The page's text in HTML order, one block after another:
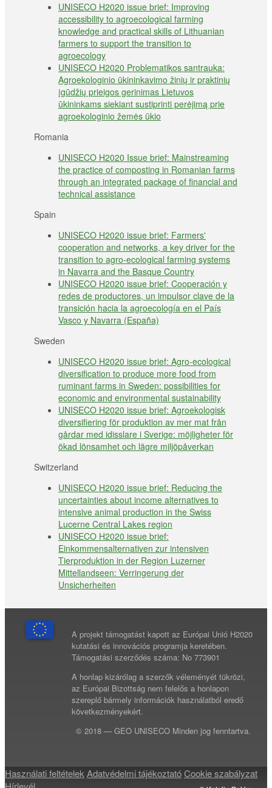
UNISECO H2020 issue brief: Improving
accessibility to agroecological farming
knowledge and practical skills of Lithuanian
farmers to support the transition to
agroecology
UNISECO H2020 Problematikos santrauka:
Agroekologinio ūkininkavimo žinių ir praktinių
įgūdžių prieigos gerinimas Lietuvos
ūkininkams siekiant sustiprinti perėjimą prie
agroekologinio žemės ūkio
Romania
UNISECO H2020 Issue brief: Mainstreaming
the practice of composting in Romanian farms
through an integrated package of financial and
technical assistance
Spain
UNISECO H2020 issue brief: Farmers'
cooperation and networks, a key driver for the
transition to agro-ecological farming systems
in Navarra and the Basque Country
UNISECO H2020 issue brief: Cooperación y
redes de productores, un impulsor clave de la
transición hacia la agroecología en el País
Vasco y Navarra (España)
Sweden
UNISECO H2020 issue brief: Agro-ecological
diversification to produce more food from
ruminant farms in Sweden: possibilities for
economic and environmental sustainability
UNISECO H2020 issue brief: Agroekologisk
diversifiering för produktion av mer mat från
gårdar med idisslare i Sverige: möjligheter för
ökad lönsamhet och lägre miljöpåverkan
Switzerland
UNISECO H2020 issue brief: Reducing the
uncertainties about income alternatives to
intensive animal production in the Swiss
Lucerne Central Lakes region
UNISECO H2020 issue brief:
Einkommensalternativen zur intensiven
Tierproduktion in der Region Luzerner
Mittellandseen: Verringerung der
Unsicherheiten
A projekt támogatást kapott az Európai Unió H2020
kutatási és innovációs programja keretében.
Támogatási szerződés száma: No 773901
A honlap kizárólag a szerzők véleményét tükrözi,
az Európai Bizottság nem felelős a honlapon
szereplő bármely információk használatból eredő
következményekért.
© 2018 — GEO UNISECO Minden jog fenntartva.
Használati feltételek Adatvédelmi tájékoztatóCookie szabályzat